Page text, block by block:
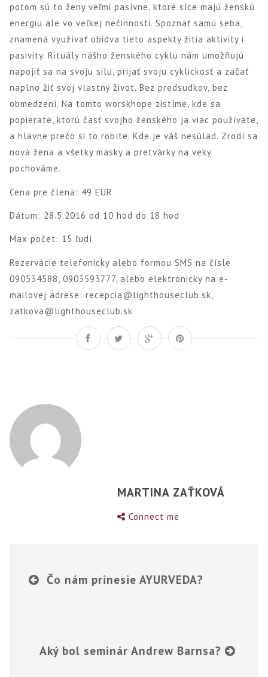
potom sú to ženy veľmi pasívne, ktoré síce majú ženskú
energiu ale vo veľkej nečinnosti. Spoznať samú seba,
znamená využívať obidva tieto aspekty žitia aktivity i
pasivity. Rituály nášho ženského cyklu nám umožňujú
napojiť sa na svoju silu, prijať svoju cyklickosť a začať
naplno žiť svoj vlastný život. Bez predsudkov, bez
obmedzení. Na tomto worskhope zistíme, kde sa
popierate, ktorú časť svojho ženského ja viac používate,
a hlavne prečo si to robíte. Kde je váš nesúlad. Zrodí sa
nová žena a všetky masky a pretvárky na veky
pochováme.
Cena pre člena: 49 EUR
Dátum: 28.5.2016 od 10 hod do 18 hod
Max počet: 15 ľudí
Rezervácie telefonicky alebo formou SMS na čísle
090534588, 0903593777, alebo elektronicky na e-
mailovej adrese: recepcia@lighthouseclub.sk,
zatkova@lighthouseclub.sk
MARTINA ZAŤKOVÁ
Connect me
Čo nám prinesie AYURVEDA?
Aký bol seminár Andrew Barnsa?